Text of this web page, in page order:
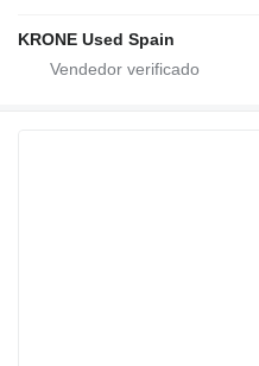
KRONE Used Spain